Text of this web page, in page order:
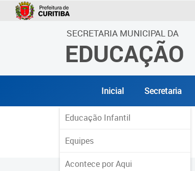
SECRETARIA MUNICIPAL DA
EDUCAÇÃO
Inicial Secretaria
Educação Infantil
Equipes
Acontece por Aqui